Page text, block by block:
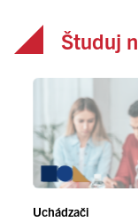
Študuj
Uchádzači